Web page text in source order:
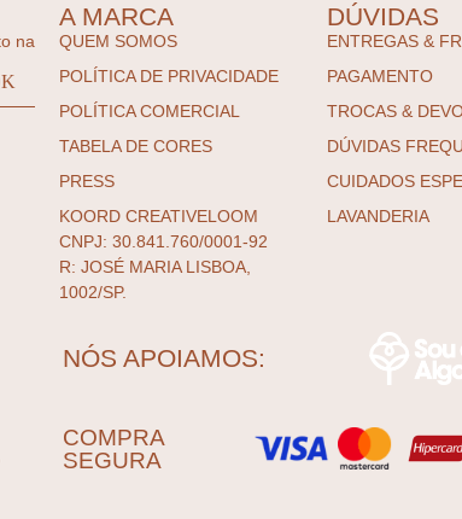
na
A MARCA
QUEM SOMOS
POLÍTICA DE PRIVACIDADE
POLÍTICA COMERCIAL
TABELA DE CORES
PRESS
KOORD CREATIVELOOM
CNPJ: 30.841.760/0001-92
R: JOSÉ MARIA LISBOA,
1002/SP.
DÚVIDAS
ENTREGAS &
PAGAMENTO
TROCAS &
DÚVIDAS
CUIDADOS
LAVANDERIA
NÓS APOIAMOS:
COMPRA
SEGURA